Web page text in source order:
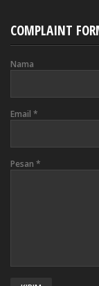
COMPLAINT
Nama
Email *
Pesan *